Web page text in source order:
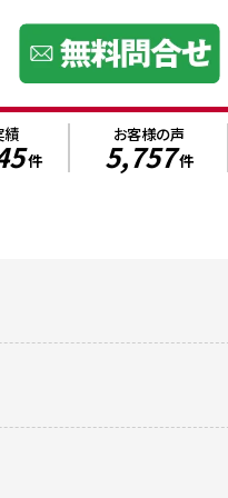
績
件
お客様の声
5,757件